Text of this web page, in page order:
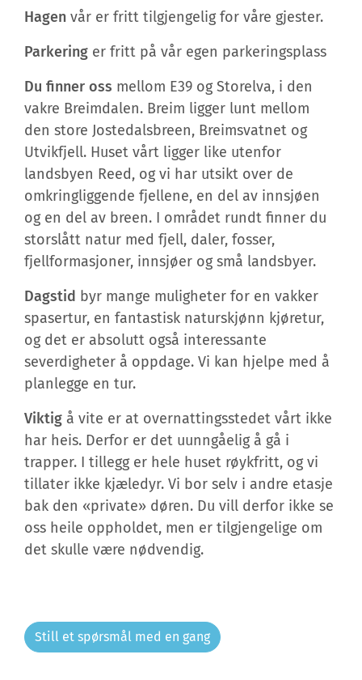
Hagen vår er fritt tilgjengelig for våre gjester.
Parkering er fritt på vår egen parkeringsplass
Du finner oss mellom E39 og Storelva, i den
vakre Breimdalen. Breim ligger lunt mellom
den store Jostedalsbreen, Breimsvatnet og
Utvikfjell. Huset vårt ligger like utenfor
landsbyen Reed, og vi har utsikt over de
omkringliggende fjellene, en del av innsjøen
og en del av breen. I området rundt finner du
storslått natur med fjell, daler, fosser,
fjellformasjoner, innsjøer og små landsbyer.
Dagstid byr mange muligheter for en vakker
spasertur, en fantastisk naturskjønn kjøretur,
og det er absolutt også interessante
severdigheter å oppdage. Vi kan hjelpe med å
planlegge en tur.
Viktig å vite er at overnattingsstedet vårt ikke
har heis. Derfor er det uunngåelig å gå i
trapper. I tillegg er hele huset røykfritt, og vi
tillater ikke kjæledyr. Vi bor selv i andre etasje
bak den «private» døren. Du vill derfor ikke se
oss heile oppholdet, men er tilgjengelige om
det skulle være nødvendig.
Still et spørsmål med en gang